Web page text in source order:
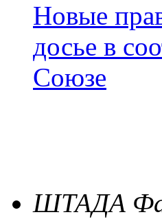
Новые
досье в
Союзе
ШТАДА